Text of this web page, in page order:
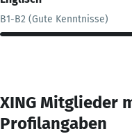
B1-B2 (Gute Kenntnisse)
XING Mitglieder
Profilangaben